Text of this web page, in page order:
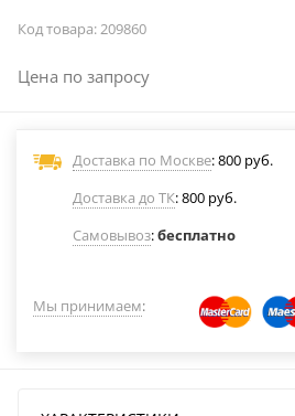
Код товара:209860
Цена по запросу
Доставка по Москве: 800 руб.
Доставка до ТК: 800 руб.
Самовывоз:бесплатно
Мы принимаем: